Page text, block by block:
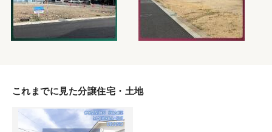
これまでに見た分譲住宅・土地